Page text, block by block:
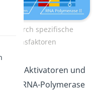
durch spezifische
die Aktivatoren und
die RNA-Polymerase